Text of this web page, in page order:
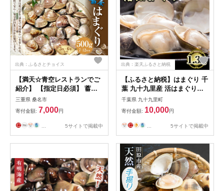
出典：ふるさとチョイス
【満天☆青空レストランでご
紹介】 【指定日必須】 蓄養
はまぐり 3年～6年もの 500g
はま王 ハマグリ 蛤 貝 カイ
魚介 魚介類 海鮮 海の幸 冷蔵
テレビ 紹介
三重県 桑名市
寄付金額: 7,000円
5サイトで掲載中
出典：楽天ふるさと納税
【ふるさと納税】はまぐり 千
葉 九十九里産 活はまぐり
1.3kg 貝 海鮮 海産物 海の幸
魚介 魚介類 水産 水産物 はま
ぐり鍋 バーベキュー BBQ お
吸い物 国産 ハマグリ 蛤 産地
十九里 九十九里町
千葉県 九十九里町
寄付金額: 10,000円
5サイトで掲載中